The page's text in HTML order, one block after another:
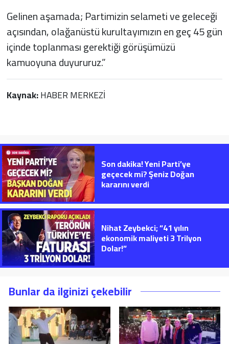
Gelinen aşamada; Partimizin selameti ve geleceği
açısından, olağanüstü kurultayımızın en geç 45 gün
içinde toplanması gerektiği görüşümüzü
kamuoyuna duyururuz.”
Kaynak:HABER MERKEZİ
Son dakika! Yeni Parti’ye
geçecek mi? Şeniz Doğan
kararını verdi
Nihat Zeybekci; “41 yılın
ekonomik maliyeti 3 Trilyon
Dolar!”
Bunlar da ilginizi çekebilir